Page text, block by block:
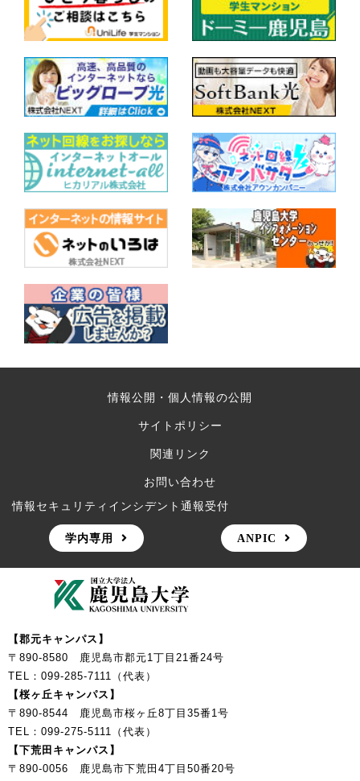
情報公開・個人情報の公開
サイトポリシー
関連リンク
お問い合わせ
情報セキュリティインシデント通報受付
学内専用 ANPIC
【郡元キャンパス】
〒890-8580 鹿児島市郡元1丁目21番24号
TEL：099-285-7111（代表）
【桜ヶ丘キャンパス】
〒890-8544 鹿児島市桜ヶ丘8丁目35番1号
TEL：099-275-5111（代表）
【下荒田キャンパス】
〒890-0056 鹿児島市下荒田4丁目50番20号